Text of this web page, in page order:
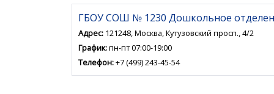
ГБОУ СОШ № 1230 Дошкольное
Адрес: 121248, Москва, Кутузовский просп., 4/2
График:пн-пт 07:00-19:00
Телефон:+7 (499) 243-45-54